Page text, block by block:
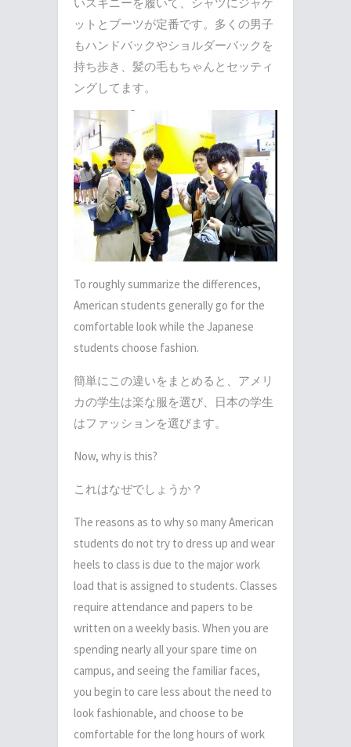
ットとブーツが定番です。多くの男子
もハンドバックやショルダーバックを
持ち歩き、髪の毛もちゃんとセッティ
ングしてます。
To roughly summarize the differences,
American students generally go for the
comfortable look while the Japanese
students choose fashion.
簡単にこの違いをまとめると、アメリ
カの学生は楽な服を選び、日本の学生
はファッションを選びます。
Now, why is this?
これはなぜでしょうか？
The reasons as to why so many American
students do not try to dress up and wear
heels to class is due to the major work
load that is assigned to students. Classes
require attendance and papers to be
written on a weekly basis. When you are
spending nearly all your spare time on
campus, and seeing the familiar faces,
you begin to care less about the need to
look fashionable, and choose to be
comfortable for the long hours of work